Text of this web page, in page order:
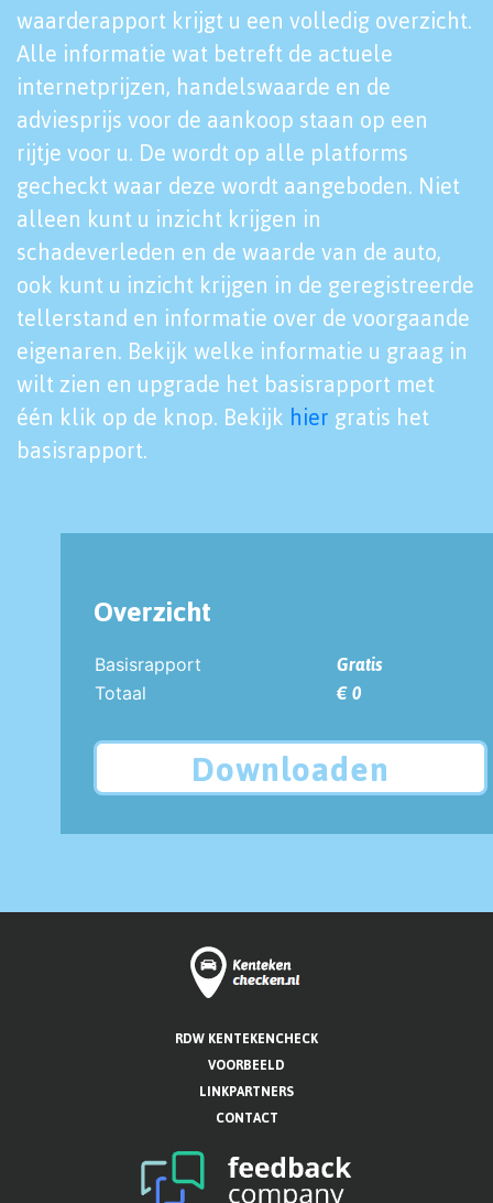
waarderapport krijgt u een volledig overzicht.
Alle informatie wat betreft de actuele
internetprijzen, handelswaarde en de
adviesprijs voor de aankoop staan op een
rijtje voor u. De wordt op alle platforms
gecheckt waar deze wordt aangeboden. Niet
alleen kunt u inzicht krijgen in
schadeverleden en de waarde van de auto,
ook kunt u inzicht krijgen in de geregistreerde
tellerstand en informatie over de voorgaande
eigenaren. Bekijk welke informatie u graag in
wilt zien en upgrade het basisrapport met
één klik op de knop. Bekijk hier gratis het
basisrapport.
Overzicht
Basisrapport
Gratis
Totaal
€ 0
Downloaden
RDW KENTEKENCHECK
VOORBEELD
LINKPARTNERS
CONTACT